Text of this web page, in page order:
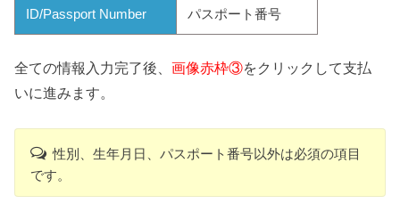
ID/Passport Number パスポート番号
全ての情報入力完了後、画像赤枠③をクリックして支払
いに進みます。
性別、生年月日、パスポート番号以外は必須の項目
です。